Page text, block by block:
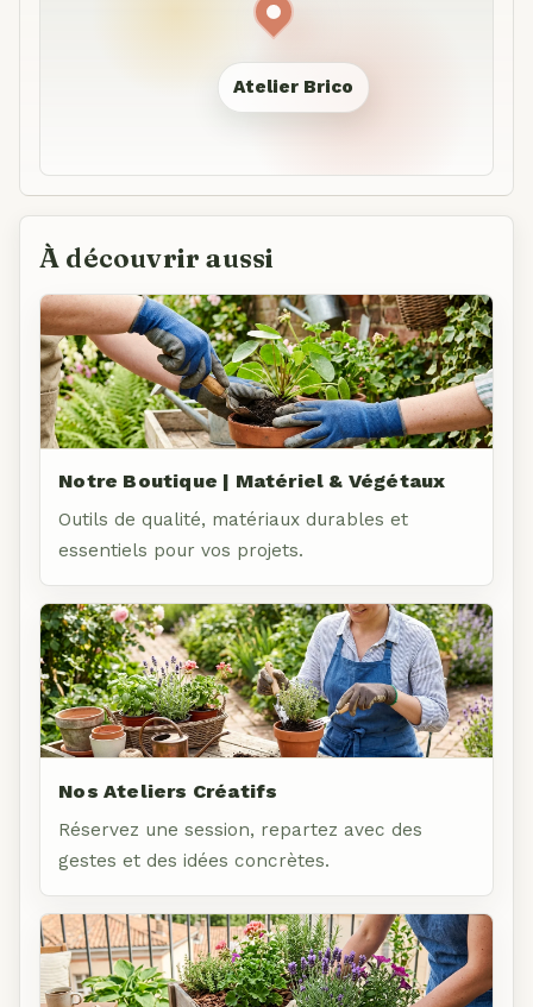
Atelier Brico
À découvrir aussi
Notre Boutique | Matériel & Végétaux
Outils de qualité, matériaux durables et
essentiels pour vos projets.
Nos Ateliers Créatifs
Réservez une session, repartez avec des
gestes et des idées concrètes.